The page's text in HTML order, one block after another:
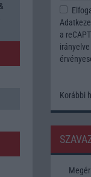
a
irányelve
Korábbi